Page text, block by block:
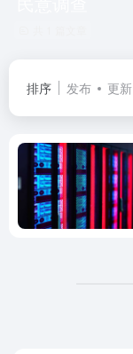
排序 发布 更新